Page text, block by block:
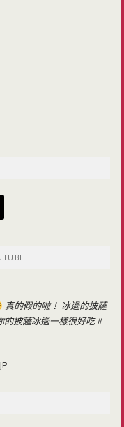
真的假的啦！ 冰過的披薩
的披薩冰過一樣很好吃#